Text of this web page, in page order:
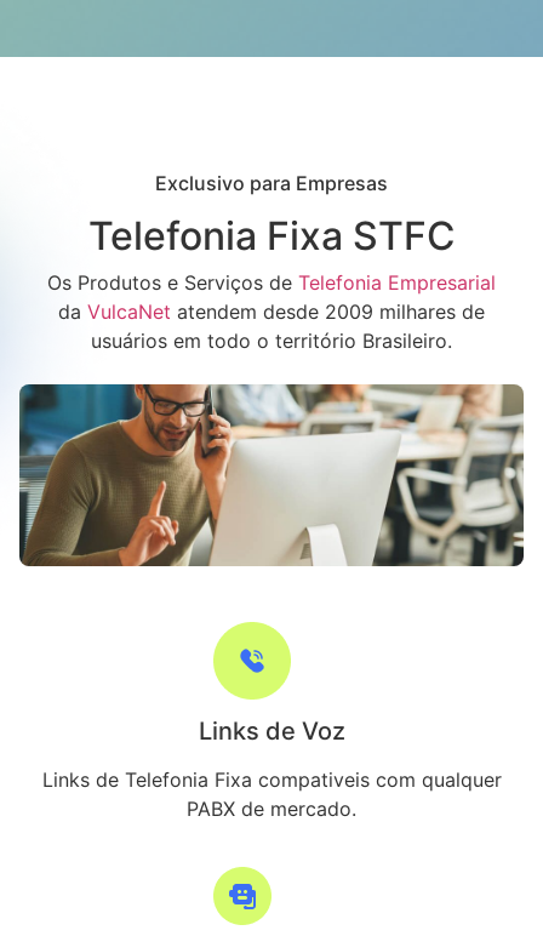
Exclusivo para Empresas
Telefonia Fixa STFC
Os Produtos e Serviços de Telefonia Empresarial
da VulcaNet atendem desde 2009 milhares de
usuários em todo o território Brasileiro.
Links de Voz
Links de Telefonia Fixa compativeis com qualquer
PABX de mercado.